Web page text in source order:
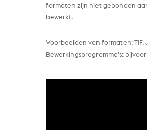
formaten zijn niet gebonden
bewerkt.
Voorbeelden van formaten: TIF,
Bewerkingsprogramma’s: